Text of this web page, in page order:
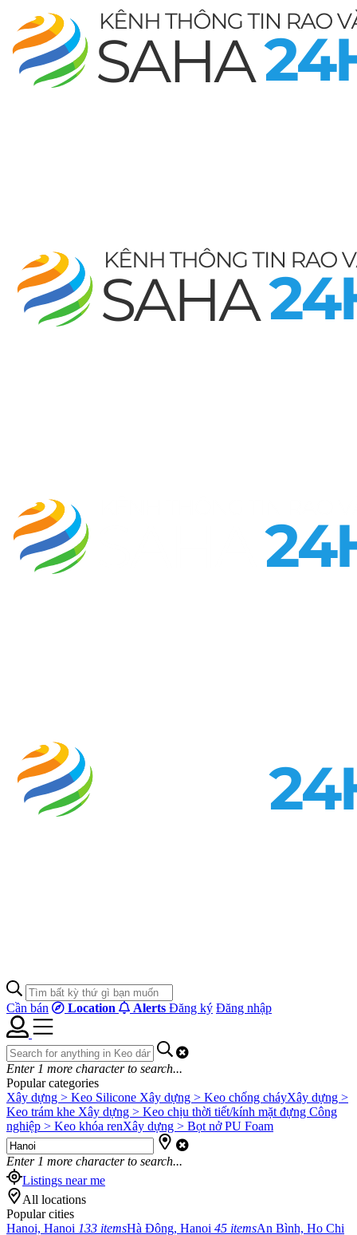
Cần bán Location Alerts Đăng ký Đăng nhập
Enter 1 more character to search...
Popular categories
Xây dựng > Keo Silicone Xây dựng > Keo chống cháyXây dựng >
Keo trám khe Xây dựng > Keo chịu thời tiết/kính mặt đựng Công
nghiệp > Keo khóa renXây dựng > Bọt nở PU Foam
Enter 1 more character to search...
Listings near me
All locations
Popular cities
Hanoi, Hanoi 133 itemsHà Đông, Hanoi 45 itemsAn Bình, Ho Chi